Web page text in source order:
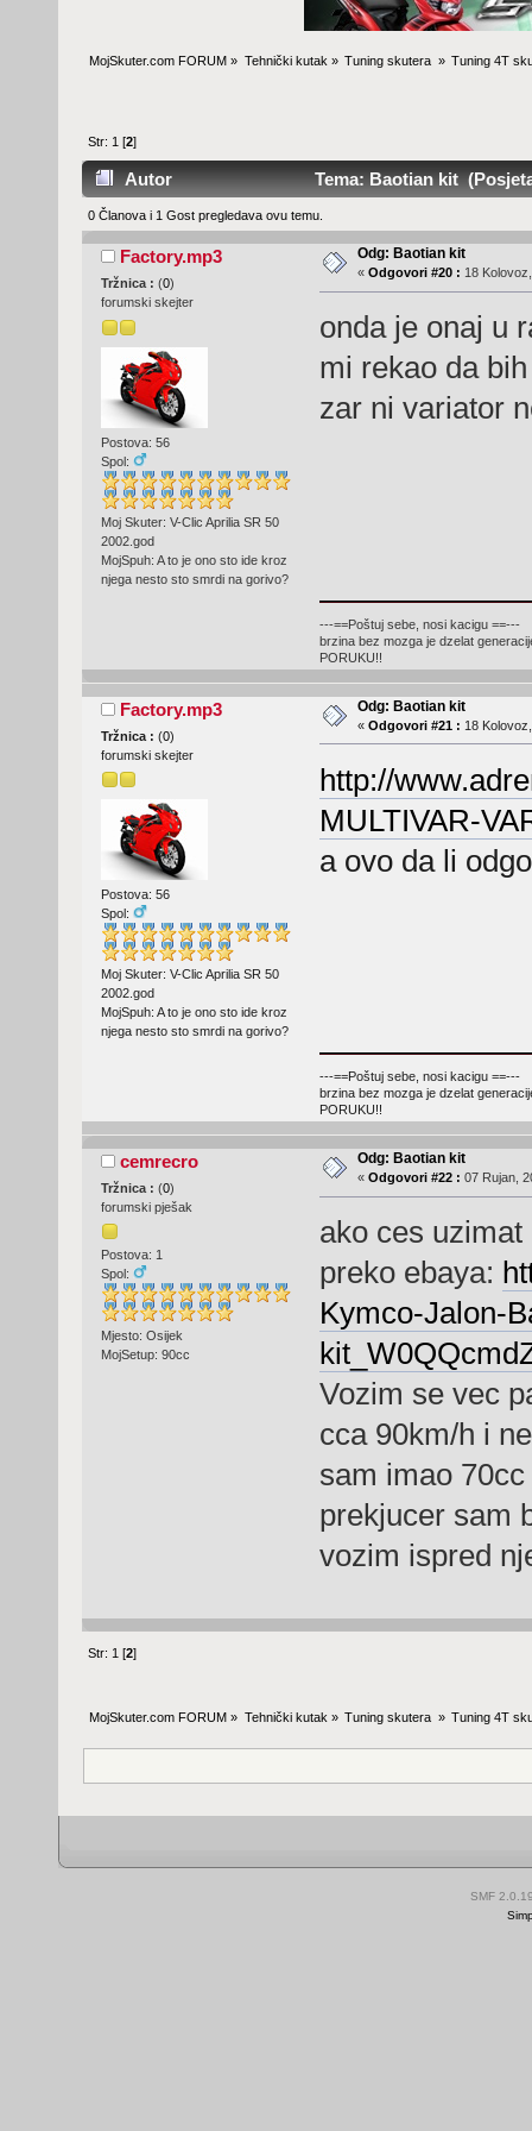
MojSkuter.com FORUM » Tehnički kutak » Tuning skutera » Tuning 4T
Str: 1 [2]
Autor Tema: Baotian kit
0 Članova i 1 Gost pregledava ovu temu.
Factory.mp3
Tržnica : (0)
forumski skejter
Postova: 56
Spol:
Moj Skuter: V-Clic Aprilia SR 50
2002.god
MojSpuh: A to je ono sto ide kroz
njega nesto sto smrdi na gorivo?
Odg: Baotian kit
« Odgovori #20 : 18
onda je onaj u
mi rekao da
zar ni variator
---==Poštuj sebe, nosi kacigu ==---
brzina bez mozga je dzelat
PORUKU!!
Factory.mp3
Tržnica : (0)
forumski skejter
Postova: 56
Spol:
Moj Skuter: V-Clic Aprilia SR 50
2002.god
MojSpuh: A to je ono sto ide kroz
njega nesto sto smrdi na gorivo?
Odg: Baotian kit
« Odgovori #21 : 18
http://
MULTIVAR-
a ovo da li
---==Poštuj sebe, nosi kacigu ==---
brzina bez mozga je dzelat
PORUKU!!
cemrecro
Tržnica : (0)
forumski pješak
Postova: 1
Spol:
Mjesto: Osijek
MojSetup: 90cc
Odg: Baotian kit
« Odgovori #22 : 07 Rujan,
ako ces
preko ebaya:
Kymco-Jalon-
Vozim se vec
cca 90km/h i
sam imao
prekjucer sam
vozim ispred
Str: 1 [2]
MojSkuter.com FORUM » Tehnički kutak » Tuning skutera » Tuning 4T
SMF